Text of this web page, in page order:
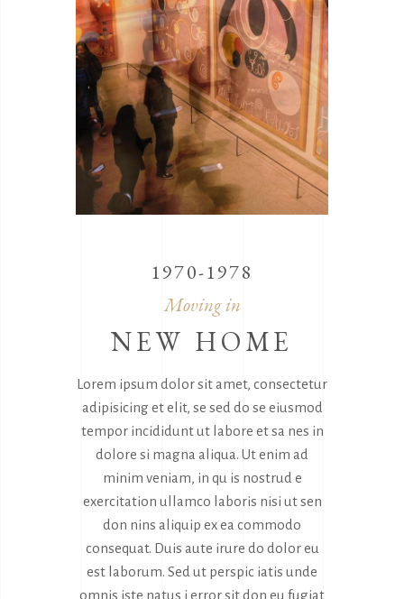
1970-1978
Moving in
NEW HOME
Lorem ipsum dolor sit amet, consectetur
adipisicing et elit, se sed do se eiusmod
tempor incididunt ut labore et sa nes in
dolore si magna aliqua. Ut enim ad
minim veniam, in qu is nostrud e
exercitation ullamco laboris nisi ut sen
don nins aliquip ex ea commodo
consequat. Duis aute irure do dolor eu
est laborum. Sed ut perspic iatis unde
omnis iste natus i error sit don eu fugiat